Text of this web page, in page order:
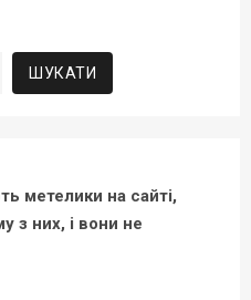
метелики на сайті,
з них, і вони не